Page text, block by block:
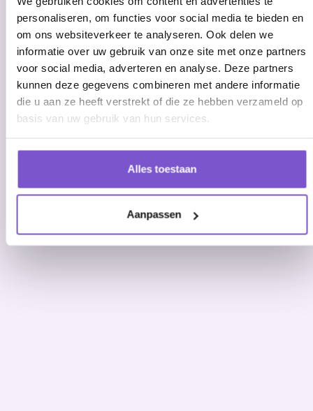
personaliseren, om functies voor social media te bieden en
om ons websiteverkeer te analyseren. Ook delen we
informatie over uw gebruik van onze site met onze partners
voor social media, adverteren en analyse. Deze partners
kunnen deze gegevens combineren met andere informatie
die u aan ze heeft verstrekt of die ze hebben verzameld op
basis van uw gebruik van hun services.
Alles toestaan
Aanpassen